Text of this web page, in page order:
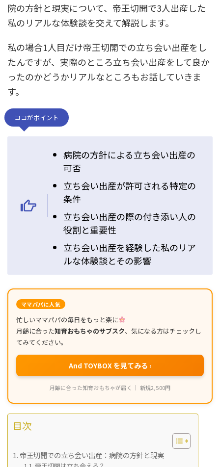
院の方針と現実について、帝王切開で3人出産した
私のリアルな体験談を交えて解説します。
私の場合1人目だけ帝王切開での立ち会い出産をし
たんですが、実際のところ立ち会い出産をして良か
ったのかどうかリアルなところもお話していきま
す。
ココがポイント
病院の方針による立ち会い出産の
可否
立ち会い出産が許可される特定の
条件
立ち会い出産の際の付き添い人の
役割と重要性
立ち会い出産を経験した私のリア
ルな体験談とその影響
ママパパに人気
忙しいママパパの毎日をもっと楽に
月齢に合った知育おもちゃのサブスク、気になる方はチェックし
てみてください。
And TOYBOX を見てみる ›
月齢に合った知育おもちゃが届く ｜ 新規2,500円
目次
帝王切開での立ち会い出産：病院の方針と現実